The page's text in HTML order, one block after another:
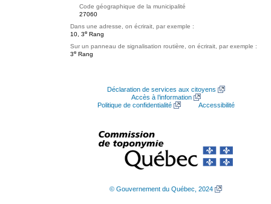
Code géographique de la municipalité
27060
Dans une adresse, on écrirait, par exemple :
10, 3e Rang
Sur un panneau de signalisation routière, on écrirait, par exemple :
3e Rang
Déclaration de services aux citoyens
Accès à l’information
Politique de confidentialité
Accessibilité
© Gouvernement du Québec, 2024